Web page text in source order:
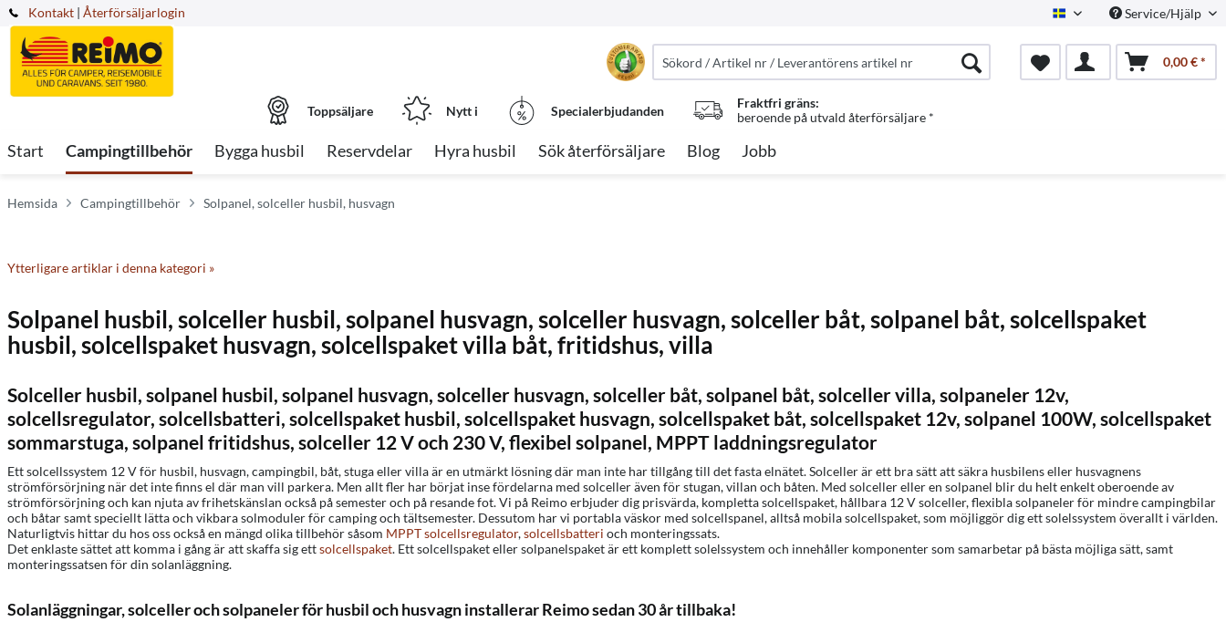
Kontakt Swedish Service/Hjälp
| Återförsäljarlogin
0,00 € *
Toppsäljare Nytt i Specialerbjudanden
Fraktfri gräns:
beroende på utvald återförsäljare *
Start Campingtillbehör Bygga husbil Reservdelar Hyra husbil Sök återförsäljare Blog Jobb
Hemsida Campingtillbehör Solpanel, solceller husbil, husvagn
Ytterligare artiklar i denna kategori »
Solpanel husbil, solceller husbil, solpanel husvagn, solceller husvagn, solceller båt, solpanel båt, solcellspaket
husbil, solcellspaket husvagn, solcellspaket villa båt, fritidshus, villa
Solceller husbil, solpanel husbil, solpanel husvagn, solceller husvagn, solceller båt, solpanel båt, solceller villa, solpaneler 12v,
solcellsregulator, solcellsbatteri, solcellspaket husbil, solcellspaket husvagn, solcellspaket båt, solcellspaket 12v, solpanel 100W, solcellspaket
sommarstuga, solpanel fritidshus, solceller 12 V och 230 V, flexibel solpanel, MPPT laddningsregulator
Ett solcellssystem 12 V för husbil, husvagn, campingbil, båt, stuga eller villa är en utmärkt lösning där man inte har tillgång till det fasta elnätet. Solceller är ett bra sätt att säkra husbilens eller husvagnens
strömförsörjning när det inte finns el där man vill parkera. Men allt fler har börjat inse fördelarna med solceller även för stugan, villan och båten. Med solceller eller en solpanel blir du helt enkelt oberoende av
strömförsörjning och kan njuta av frihetskänslan också på semester och på resande fot. Vi på Reimo erbjuder dig prisvärda, kompletta solcellspaket, hållbara 12 V solceller, flexibla solpaneler för mindre campingbilar
och båtar samt speciellt lätta och vikbara solmoduler för camping och tältsemester. Dessutom har vi portabla väskor med solcellspanel, alltså mobila solcellspaket, som möjliggör dig ett solelssystem överallt i världen.
Naturligtvis hittar du hos oss också en mängd olika tillbehör såsom MPPT solcellsregulator,solcellsbatteri och monteringssats.
Det enklaste sättet att komma i gång är att skaffa sig ettsolcellspaket. Ett solcellspaket eller solpanelspaket är ett komplett solelssystem och innehåller komponenter som samarbetar på bästa möjliga sätt, samt
monteringssatsen för din solanläggning.
Solanläggningar, solceller och solpaneler för husbil och husvagn installerar Reimo sedan 30 år tillbaka!